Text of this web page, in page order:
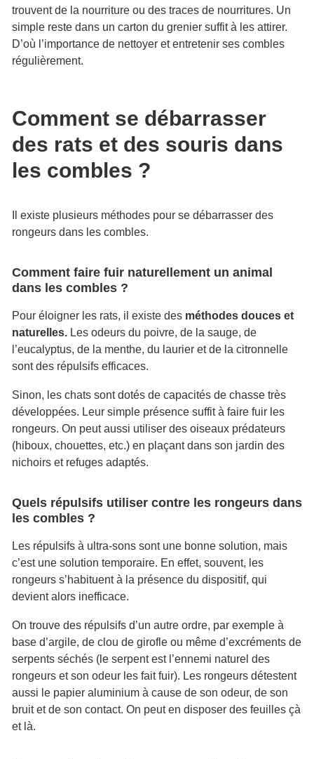
trouvent de la nourriture ou des traces de nourritures. Un
simple reste dans un carton du grenier suffit à les attirer.
D’où l’importance de nettoyer et entretenir ses combles
régulièrement.
Comment se débarrasser
des rats et des souris dans
les combles ?
Il existe plusieurs méthodes pour se débarrasser des
rongeurs dans les combles.
Comment faire fuir naturellement un animal
dans les combles ?
Pour éloigner les rats, il existe des méthodes douces et
naturelles. Les odeurs du poivre, de la sauge, de
l’eucalyptus, de la menthe, du laurier et de la citronnelle
sont des répulsifs efficaces.
Sinon, les chats sont dotés de capacités de chasse très
développées. Leur simple présence suffit à faire fuir les
rongeurs. On peut aussi utiliser des oiseaux prédateurs
(hiboux, chouettes, etc.) en plaçant dans son jardin des
nichoirs et refuges adaptés.
Quels répulsifs utiliser contre les rongeurs dans
les combles ?
Les répulsifs à ultra-sons sont une bonne solution, mais
c’est une solution temporaire. En effet, souvent, les
rongeurs s’habituent à la présence du dispositif, qui
devient alors inefficace.
On trouve des répulsifs d’un autre ordre, par exemple à
base d’argile, de clou de girofle ou même d’excréments de
serpents séchés (le serpent est l’ennemi naturel des
rongeurs et son odeur les fait fuir). Les rongeurs détestent
aussi le papier aluminium à cause de son odeur, de son
bruit et de son contact. On peut en disposer des feuilles çà
et là.